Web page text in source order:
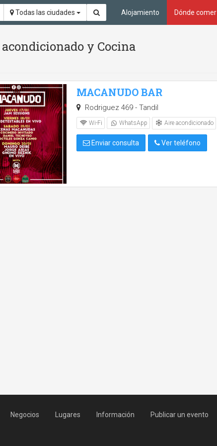
Todas las ciudades Alojamiento Dónde comer
y Cocina
MACANUDO BAR
Rodriguez 469 - Tandil
Wi-Fi WhatsApp Aire acondicionado
Enviar consulta Ver teléfono
Negocios Lugares Información Publicar un evento